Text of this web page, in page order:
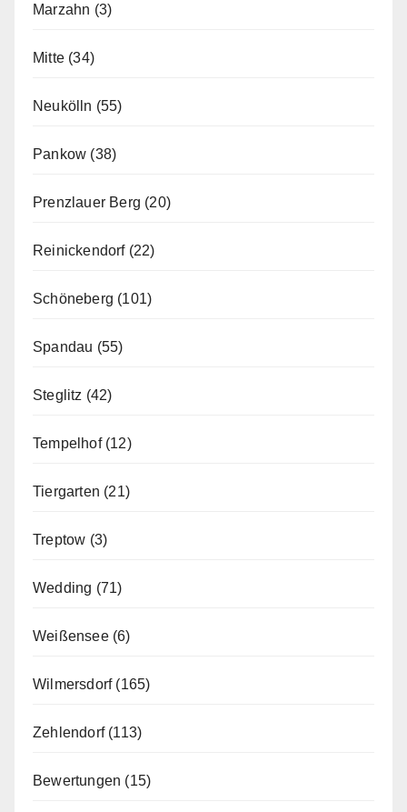
Marzahn (3)
Mitte (34)
Neukölln (55)
Pankow (38)
Prenzlauer Berg (20)
Reinickendorf(22)
Schöneberg (101)
Spandau (55)
Steglitz (42)
Tempelhof(12)
Tiergarten (21)
Treptow (3)
Wedding (71)
Weißensee(6)
Wilmersdorf(165)
Zehlendorf(113)
Bewertungen (15)